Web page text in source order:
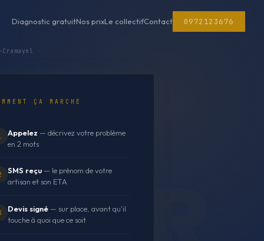
Diagnostic gratuitNos prixLe collectifContact 0972123676
ÇA MARCHE
Appelez — décrivez votre problème
en 2 mots
SMS reçu — le prénom de votre
artisan et son ETA
Devis signé — sur place, avant qu'il
touche à quoi que ce soit